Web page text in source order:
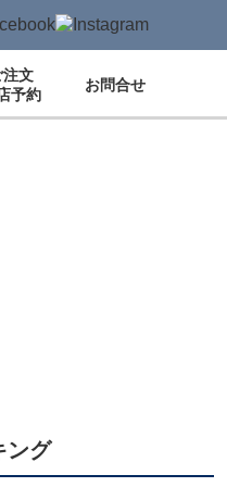
注文
予約
お問合せ
ング